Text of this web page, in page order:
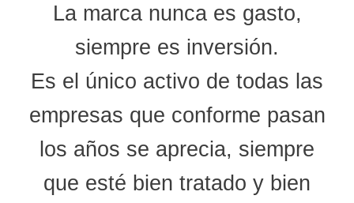
La marca nunca es gasto,
siempre es inversión.
Es el único activo de todas las
empresas que conforme pasan
los años se aprecia, siempre
que esté bien tratado y bien